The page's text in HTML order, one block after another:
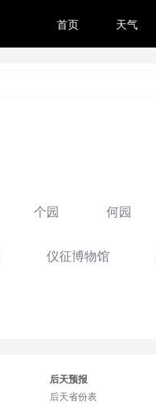
首页 天气
个园 何园
仪征博物馆
后天预报
后天省份表